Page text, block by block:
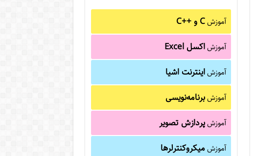
آموزشC و C++‎
آموزشاکسل Excel
آموزشاینترنت اشیا
آموزشبرنامه‌نویسی
آموزشپردازش تصویر
آموزشمیکروکنترلرها